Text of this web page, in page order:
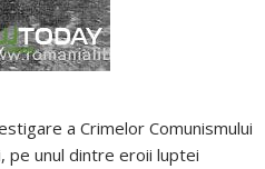
a Crimelor Comunismului
pe unul dintre eroii luptei